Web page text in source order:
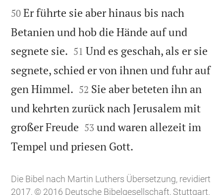


50 Er führte sie aber hinaus bis nach
Betanien und hob die Hände auf und
segnete sie. 

51 Und es geschah, als er sie
segnete, schied er von ihnen und fuhr auf
gen Himmel. 

52 Sie aber beteten ihn an
und kehrten zurück nach Jerusalem mit
großer Freude 

53 und waren allezeit im
Tempel und priesen Gott.
Die Bibel nach Martin Luthers Übersetzung, revidiert
2017, © 2016 Deutsche Bibelgesellschaft, Stuttgart.